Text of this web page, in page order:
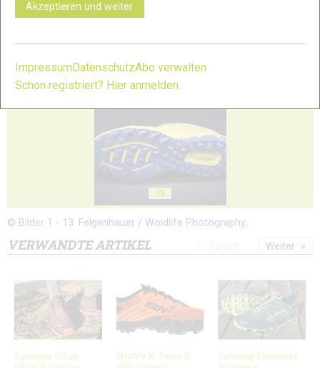
11
13
© Bilder 1 - 13: Felgenhauer / Woidlife Photography;
VERWANDTE ARTIKEL
Salomon S/Lab
INOV8 X-Talon G
Salming Elements
Weiter
Akzeptieren und weiter
Impressum DatenschutzAbo verwalten
Schon registriert? Hier anmelden